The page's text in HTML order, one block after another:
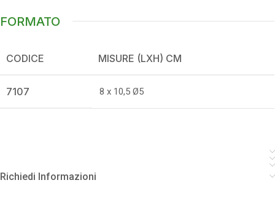
FORMATO
CODICE MISURE (LXH) CM
7107 8 x 10,5 Ø5
Richiedi Informazioni